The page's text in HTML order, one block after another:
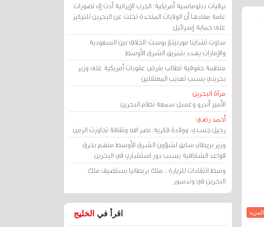
المزيد
برقيات دبلوماسية أمريكية: الحرب الإيرانية أدت إلى تصورات
عامة مفادها أن الولايات المتحدة تخلت عن البحرين للتركيز
على حماية إسرائيل
ساوث تشاينا مورنينغ بوست: الخلاف بين السعودية
والإمارات يهدد بتمزيق الشرق الأوسط
منظمة حقوقية تطالب بفرض عقوبات أمريكية على وزير
بحريني بسبب تعذيب المعتقلين
مرآة البحرين
الأمير أندرو وغسل سمعة نظام البحرين
أحمد رضي
رحيل جسدي، وولادة فكرية: نصر الله وثقافة تجاوزت الزمن
وزير بريطاني سابق لشؤون الشرق الأوسط متهم بخرق
قواعد الشفافية بسبب دور استشاري في البحرين
وسط انتقادات للزيارة .. ملك بريطانيا يستضيف ملك
البحرين في وندسور
اقرأ في الخليج